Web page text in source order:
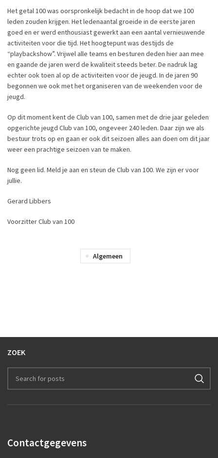
Het getal 100 was oorspronkelijk bedacht in de hoop dat we 100
leden zouden krijgen. Het ledenaantal groeide in de eerste jaren
goed en er werd enthousiast gewerkt aan een aantal vernieuwende
activiteiten voor die tijd. Het hoogtepunt was destijds de
“playbackshow”. Vrijwel alle teams en besturen deden hier aan mee
en gaande de jaren werd de kwaliteit steeds beter. De nadruk lag
echter ook toen al op de activiteiten voor de jeugd. In de jaren 90
begonnen we ook met het organiseren van de weekenden voor de
jeugd.
Op dit moment kent de Club van 100, samen met de drie jaar geleden
opgerichte jeugd Club van 100, ongeveer 240 leden. Daar zijn we als
bestuur trots op en gaan er ook dit seizoen alles aan doen om dit jaar
weer een prachtige seizoen van te maken.
Nog geen lid. Meld je aan en steun de Club van 100. We zijn er voor
jullie.
Gerard Libbers
Voorzitter Club van 100
Algemeen
ZOEK
Contactgegevens